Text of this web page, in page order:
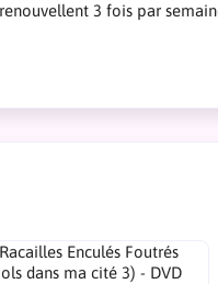
3 fois par